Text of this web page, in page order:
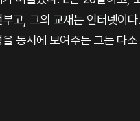
고, 그의 교재는 인터넷이
동시에 보여주는 그는 다